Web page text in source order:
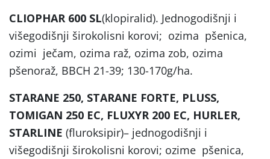
CLIOPHAR 600 SL(klopiralid). Jednogodišnji i
višegodišnji širokolisni korovi; ozima pšenica,
ozimi ječam, ozima raž, ozima zob, ozima
pšenoraž, BBCH 21-39; 130-170g/ha.
STARANE 250, STARANE FORTE, PLUSS,
TOMIGAN 250 EC, FLUXYR 200 EC, HURLER,
STARLINE (fluroksipir)– jednogodišnji i
višegodišnji širokolisni korovi; ozime pšenica,